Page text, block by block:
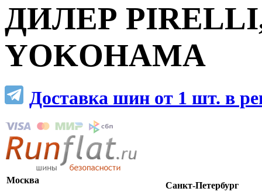
ДИЛЕР
YOKOHAMA
Доставка шин от 1 шт. в
Москва
Санкт-Петербург